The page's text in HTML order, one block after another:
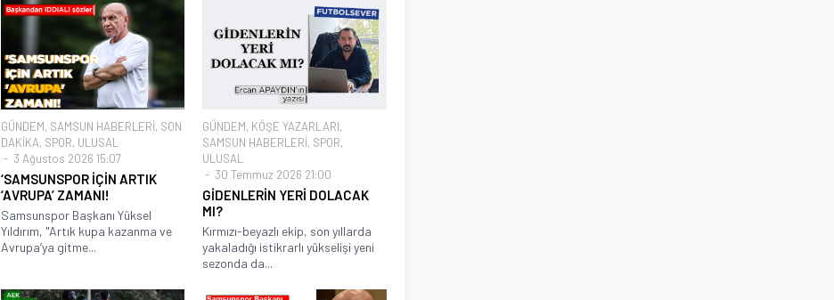
GÜNDEM, SAMSUN HABERLERİ, SON
DAKİKA, SPOR, ULUSAL
3 Ağustos 2026 15:07
‘SAMSUNSPOR İÇİN ARTIK
‘AVRUPA’ ZAMANI!
Samsunspor Başkanı Yüksel
Yıldırım, "Artık kupa kazanma ve
Avrupa’ya gitme...
GÜNDEM, KÖŞE YAZARLARI,
SAMSUN HABERLERİ, SPOR,
ULUSAL
30 Temmuz 2026 21:00
GİDENLERİN YERİ DOLACAK
MI?
Kırmızı-beyazlı ekip, son yıllarda
yakaladığı istikrarlı yükselişi yeni
sezonda da...